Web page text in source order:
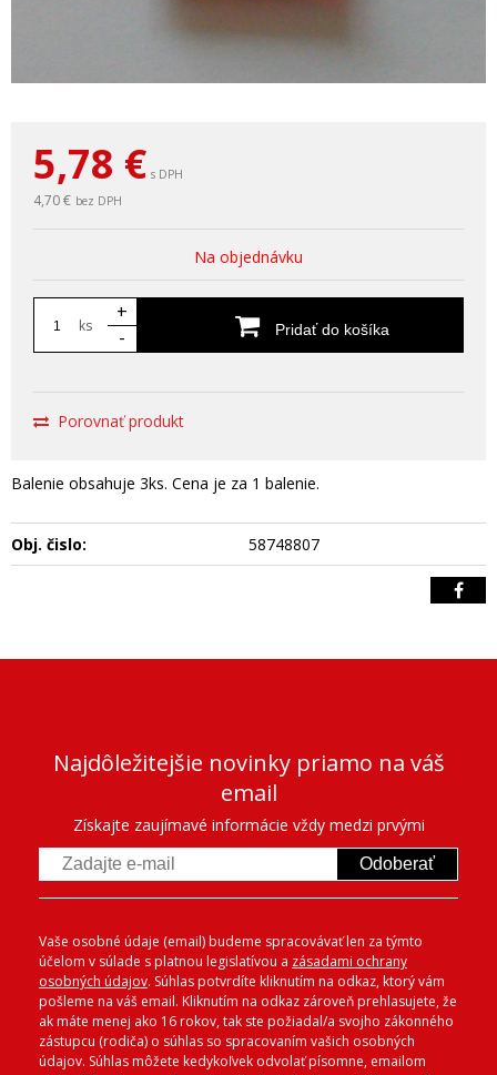
5,78 € s DPH
4,70 € bez DPH
Na objednávku
ks
+
-
Pridať do košíka
Porovnať produkt
Balenie obsahuje 3ks. Cena je za 1 balenie.
Obj. čislo: 58748807
Najdôležitejšie novinky priamo na váš
email
Získajte zaujímavé informácie vždy medzi prvými
Odoberať
Vaše osobné údaje (email) budeme spracovávať len za týmto
účelom v súlade s platnou legislatívou a zásadami ochrany
osobných údajov. Súhlas potvrdíte kliknutím na odkaz, ktorý vám
pošleme na váš email. Kliknutím na odkaz zároveň prehlasujete, že
ak máte menej ako 16 rokov, tak ste požiadal/a svojho zákonného
zástupcu (rodiča) o súhlas so spracovaním vašich osobných
údajov. Súhlas môžete kedykoľvek odvolať písomne, emailom